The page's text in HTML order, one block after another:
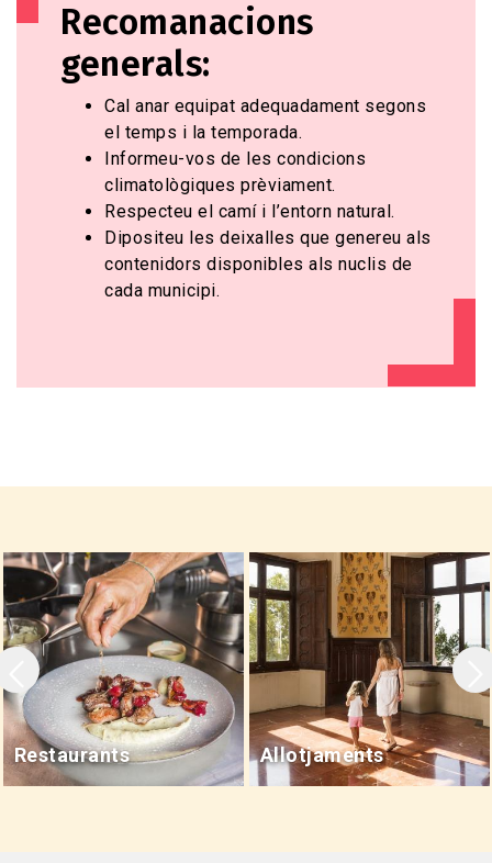
Recomanacions
generals:
Cal anar equipat adequadament segons
el temps i la temporada.
Informeu-vos de les condicions
climatològiques prèviament.
Respecteu el camí i l’entorn natural.
Dipositeu les deixalles que genereu als
contenidors disponibles als nuclis de
cada municipi.
Restaurants Allotjaments